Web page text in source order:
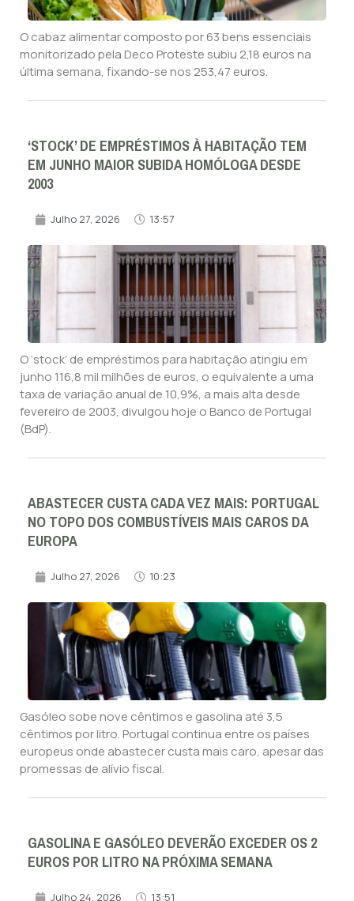
O cabaz alimentar composto por 63 bens essenciais
monitorizado pela Deco Proteste subiu 2,18 euros na
última semana, fixando-se nos 253,47 euros.
‘STOCK’ DE EMPRÉSTIMOS À HABITAÇÃO TEM
EM JUNHO MAIOR SUBIDA HOMÓLOGA DESDE
2003
Julho 27, 2026 13:57
O ‘stock’ de empréstimos para habitação atingiu em
junho 116,8 mil milhões de euros, o equivalente a uma
taxa de variação anual de 10,9%, a mais alta desde
fevereiro de 2003, divulgou hoje o Banco de Portugal
(BdP).
ABASTECER CUSTA CADA VEZ MAIS: PORTUGAL
NO TOPO DOS COMBUSTÍVEIS MAIS CAROS DA
EUROPA
Julho 27, 2026 10:23
Gasóleo sobe nove cêntimos e gasolina até 3,5
cêntimos por litro. Portugal continua entre os países
europeus onde abastecer custa mais caro, apesar das
promessas de alívio fiscal.
GASOLINA E GASÓLEO DEVERÃO EXCEDER OS 2
EUROS POR LITRO NA PRÓXIMA SEMANA
Julho 24, 2026 13:51